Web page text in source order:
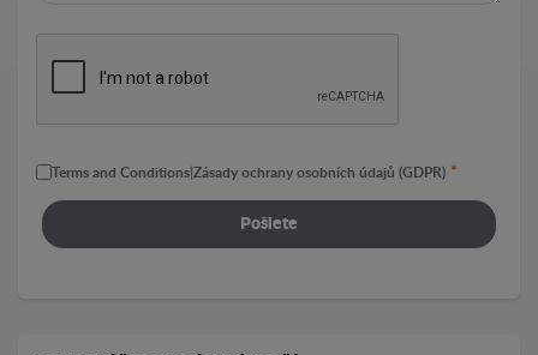
Terms and Conditions Zásady ochrany osobních údajů (GDPR) *